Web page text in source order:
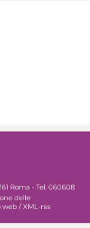
Roma - Tel. 060608
delle
web / XML-rss